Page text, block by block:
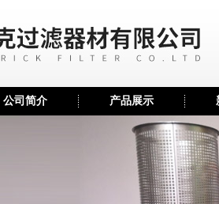
公司简介 产品展示